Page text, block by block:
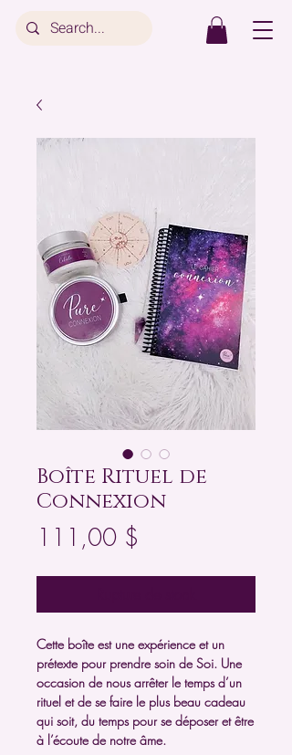
Boîte Rituel de
Connexion
111,00 $
Cette boîte est une expérience et un
prétexte pour prendre soin de Soi. Une
occasion de nous arrêter le temps d’un
rituel et de se faire le plus beau cadeau
qui soit, du temps pour se déposer et être
à l’écoute de notre âme.